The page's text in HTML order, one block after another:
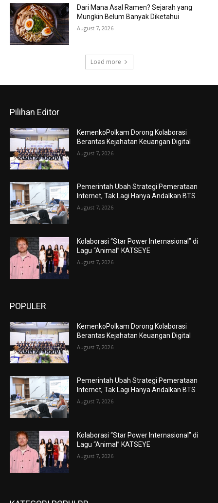
Dari Mana Asal Ramen? Sejarah yang
Mungkin Belum Banyak Diketahui
August 7, 2026
Load more
Pilihan Editor
KemenkoPolkam Dorong Kolaborasi
Berantas Kejahatan Keuangan Digital
August 7, 2026
Pemerintah Ubah Strategi Pemerataan
Internet, Tak Lagi Hanya Andalkan BTS
August 7, 2026
Kolaborasi “Star Power Internasional” di
Lagu “Animal” KATSEYE
August 7, 2026
POPULER
KemenkoPolkam Dorong Kolaborasi
Berantas Kejahatan Keuangan Digital
August 7, 2026
Pemerintah Ubah Strategi Pemerataan
Internet, Tak Lagi Hanya Andalkan BTS
August 7, 2026
Kolaborasi “Star Power Internasional” di
Lagu “Animal” KATSEYE
August 7, 2026